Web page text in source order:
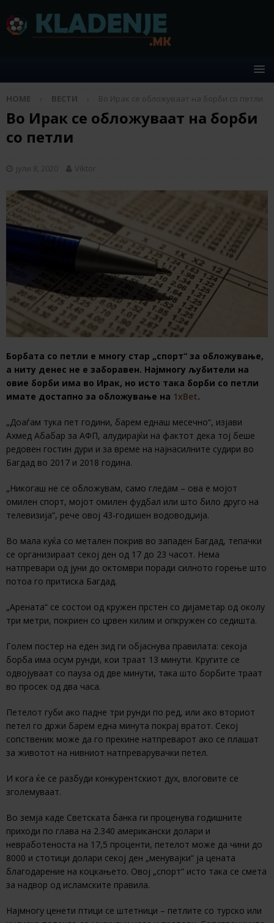
HOME ВЕСТИ Во Ирак се обложуваат на борби со петли
Во Ирак се обложуваат на борби
со петли
јули 8, 2020 Viktor
Борбата со петли е многу стар „спорт“ за обложување,
а ниту денес не е заборавен. Најмногу љубители на
овие борби има во Ирак, но исто така борби со петли
имате достапно за обложување на 1xBet.
„Доаѓам тука пет години, барем еднаш месечно“, изјави
Ахмед Абабар за АФП, алудирајќи на фактот дека тој беше
редовен гостин дури и за време на најнасилните судири во
Багдад во 2017 и 2018 година.
„Никогаш не се обложувам, само гледам – ова е мојот
омилен спорт, мојот омилен фудбал или што било друго на
телевизија“, рече овој 43-годишен водоводџија.
Во мала куќа со метален покрив во западен Багдад, тепачки
се организираат секој ден од 17 до 23 часот. Нема
натпревари од јуни до октомври поради силното горење што
потоа го притиска Багдад.
„Арената“ се состои од кружен прстен со дијаметар од околу
три метри, покриен со црвен килим и опкружен со седишта.
Голем постер на еден зид ги објаснува правилата: секоја
борба има осум рунди, кои траат 13 минути. Кругите се
одвојуваат со пауза од две минути, така што борбите траат
во просек од два часа.
Петелот губи ако падне три рунди по ред, или ако вториот
петел го држи барем една минута покрај вратот. Секој
сопственик може да го прекине натпреварот ако се плашат
за животот на нивниот натпреварувачки петел.
И кога ќе се разбуди конкурентскиот дух, влоговите се
зголемуваат.
Во земја каде Светската банка ги проценува годишните
приходи по глава на 2.340 американски долари и
невработеноста на 17,5 проценти, петелот може да чини до
8000 и стотици долари секој ден „менувајки“ ја цената
благодарение на коцкањето. Овој „спорт“ исто така се смета
за надвор од исламските правила.
Најмногу ценети птици се штетници – петлите со турско или